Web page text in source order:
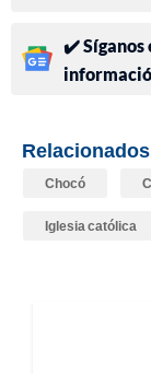
✔️ Síganos
Relacionados
Chocó
Iglesia católica